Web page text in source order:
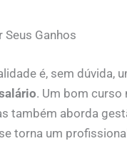
Seus Ganhos
é, sem dúvida,
. Um bom curso
também aborda
torna um